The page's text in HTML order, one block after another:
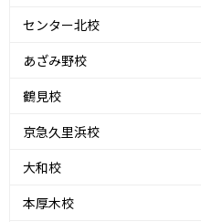
センター北校
あざみ野校
鶴見校
京急久里浜校
大和校
本厚木校